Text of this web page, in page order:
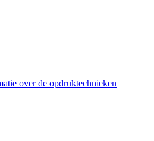
over de opdruktechnieken